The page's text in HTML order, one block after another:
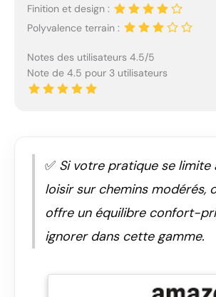
Finition et design :
Polyvalence terrain :
Notes des utilisateurs 4.5/5
Note de 4.5 pour 3 utilisateurs
✅ Si votre pratique se limite
loisir sur chemins modérés,
offre un équilibre confort-
ignorer dans cette gamme.